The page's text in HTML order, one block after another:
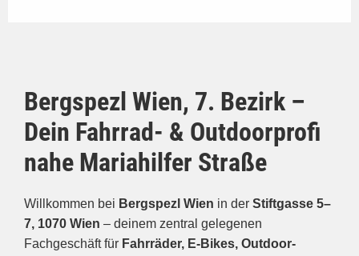
Bergspezl Wien, 7. Bezirk –
Dein Fahrrad- & Outdoorprofi
nahe Mariahilfer Straße
Willkommen bei Bergspezl Wien in der Stiftgasse 5–
7, 1070 Wien – deinem zentral gelegenen
Fachgeschäft für Fahrräder, E-Bikes, Outdoor-